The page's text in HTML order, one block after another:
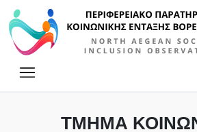
Κύρια πλοήγηση
ΤΜΉΜΑ